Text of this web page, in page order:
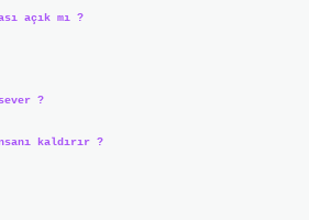
açık mı ?
?
kaldırır ?